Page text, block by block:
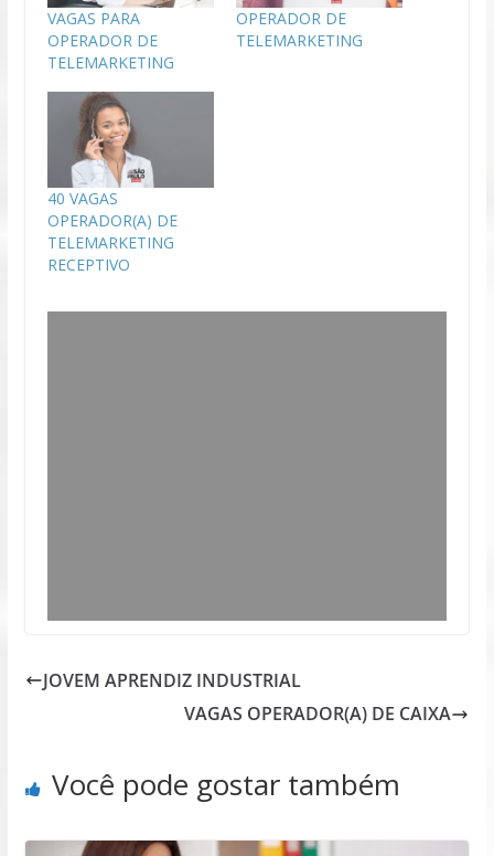
VAGAS PARA
OPERADOR DE
TELEMARKETING
OPERADOR DE
TELEMARKETING
40 VAGAS
OPERADOR(A) DE
TELEMARKETING
RECEPTIVO
JOVEM APRENDIZ INDUSTRIAL
VAGAS OPERADOR(A) DE CAIXA
Você pode gostar também